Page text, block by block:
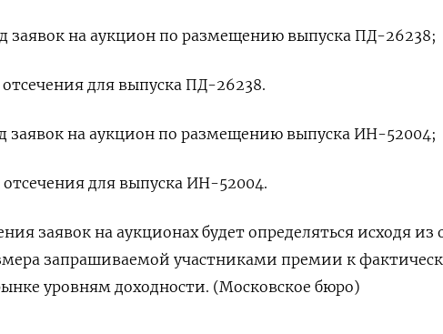
заявок на аукцион по размещению выпуска ПД-26238;
для выпуска ПД-26238.
заявок на аукцион по размещению выпуска ИН-52004;
для выпуска ИН-52004.
заявок на аукционах будет определяться исходя из
запрашиваемой участниками премии к
уровням доходности. (Московское бюро)